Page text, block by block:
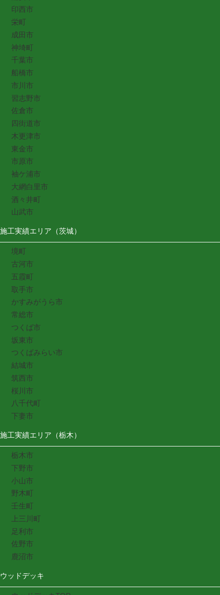
印西市
栄町
成田市
神埼町
千葉市
船橋市
市川市
習志野市
佐倉市
四街道市
木更津市
東金市
市原市
袖ケ浦市
大網白里市
酒々井町
山武市
施工実績エリア（茨城）
境町
古河市
五霞町
取手市
かすみがうら市
常総市
つくば市
坂東市
つくばみらい市
結城市
筑西市
桜川市
八千代町
下妻市
施工実績エリア（栃木）
栃木市
下野市
小山市
野木町
壬生町
上三川町
足利市
佐野市
鹿沼市
ウッドデッキ